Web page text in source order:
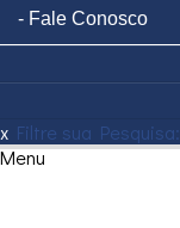
Fale Conosco
x Filtre sua Pesquisa:
Menu